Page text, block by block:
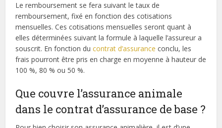
Le remboursement se fera suivant le taux de
remboursement, fixé en fonction des cotisations
mensuelles. Ces cotisations mensuelles seront quant à
elles déterminées suivant la formule à laquelle l’assureur a
souscrit. En fonction ducontrat d’assurance conclu, les
frais pourront être pris en charge en moyenne à hauteur de
100 %, 80 % ou 50 %.
Que couvre l’assurance animale
dans le contrat d’assurance de base ?